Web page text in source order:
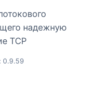
надежную
TCP
0.9.59